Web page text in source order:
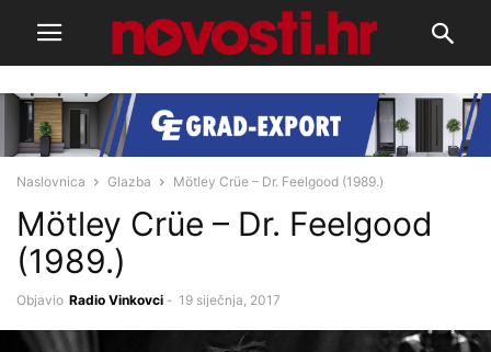
Naslovnica Glazba Mötley Crüe – Dr. Feelgood (1989.)
Mötley Crüe – Dr. Feelgood
(1989.)
Objavio Radio Vinkovci - 19 siječnja, 2017